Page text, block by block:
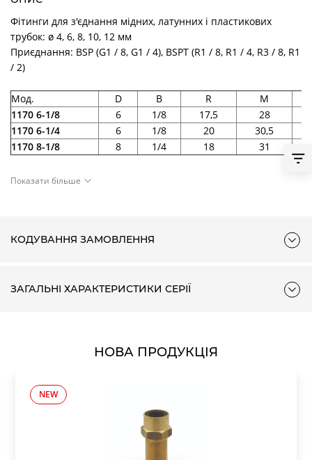
Фітинги для з'єднання мідних, латунних і пластикових
трубок: ø 4, 6, 8, 10, 12 мм
Приєднання: BSP (G1 / 8, G1 / 4), BSPT (R1 / 8, R1 / 4, R3 / 8, R1
/ 2)
Мод. D B R
M
1170 6-1/8
6 1/8 17,5
28
1170 6-1/4
6 1/8 20 30,5
1170 8-1/8
8 1/4 18 31
Для збірки з:
Показати більше
КОДУВАННЯ ЗАМОВЛЕННЯ
ЗАГАЛЬНІ ХАРАКТЕРИСТИКИ СЕРІЇ
НОВА ПРОДУКЦІЯ
NEW